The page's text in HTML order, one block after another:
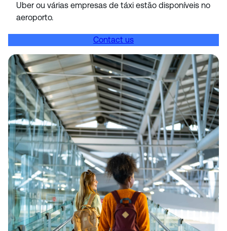
Uber ou várias empresas de táxi estão disponíveis no
aeroporto.
Contact us